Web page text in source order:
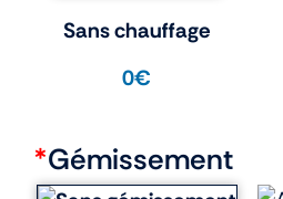
Sans chauffage
0€
*Gémissement